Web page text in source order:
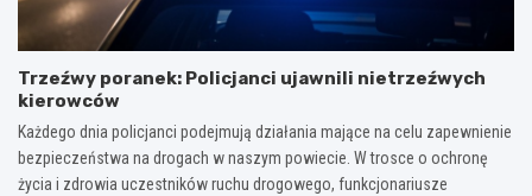
Trzeźwy poranek: Policjanci ujawnili nietrzeźwych
kierowców
Każdego dnia policjanci podejmują działania mające na celu zapewnienie
bezpieczeństwa na drogach w naszym powiecie. W trosce o ochronę
życia i zdrowia uczestników ruchu drogowego, funkcjonariusze